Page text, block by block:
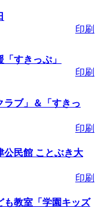
車体
」 受
ウオ
：～
車体
」 受
印刷
すきっぷ」
印刷
ラブ」＆「すきっ
印刷
民館 ことぶき大
印刷
も教室「学園キッズ